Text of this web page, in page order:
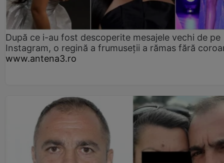
După ce i-au fost descoperite mesajele vechi de pe
Instagram, o regină a frumuseții a rămas fără
www.antena3.ro